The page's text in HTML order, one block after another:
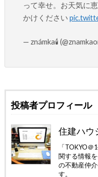
って幸せ。お天気に
かけください
— známka🕯
投稿者プロフィール
住建ハウ
「TOKYO
関する情報
の不動産仲
す。